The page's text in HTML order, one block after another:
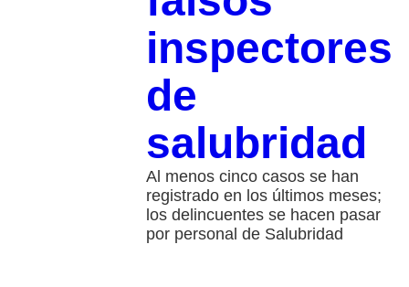
inspectores
de
salubridad
Al menos cinco casos se han
registrado en los últimos meses;
los delincuentes se hacen pasar
por personal de Salubridad